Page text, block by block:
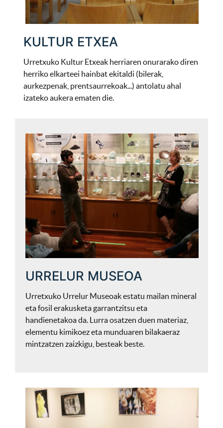
KULTUR ETXEA
Urretxuko Kultur Etxeak herriaren onurarako diren
herriko elkarteei hainbat ekitaldi (bilerak,
aurkezpenak, prentsaurrekoak...) antolatu ahal
izateko aukera ematen die.
URRELUR MUSEOA
Urretxuko Urrelur Museoak estatu mailan mineral
eta fosil erakusketa garrantzitsu eta
handienetakoa da. Lurra osatzen duen materiaz,
elementu kimikoez eta munduaren bilakaeraz
mintzatzen zaizkigu, besteak beste.